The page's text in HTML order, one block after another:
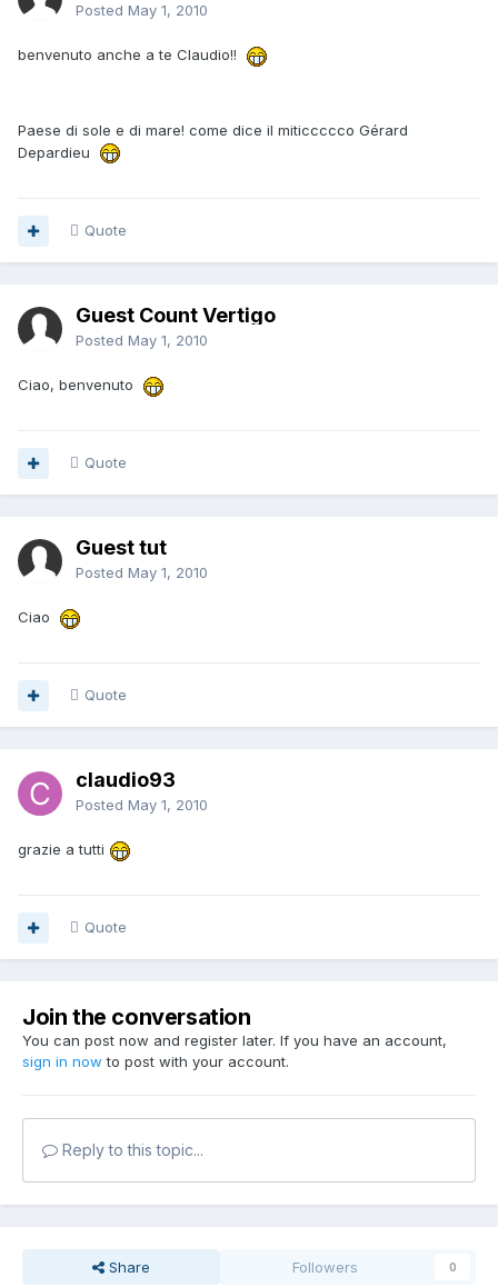
Posted May 1, 2010
benvenuto anche a te Claudio!!
Paese di sole e di mare! come dice il miticcccco Gérard
Depardieu
Quote
Guest Count Vertigo
Posted May 1, 2010
Ciao, benvenuto
Quote
Guest tut
Posted May 1, 2010
Ciao
Quote
claudio93
Posted May 1, 2010
grazie a tutti
Quote
Join the conversation
You can post now and register later. If you have an account,
sign in now to post with your account.
Reply to this topic...
Share Followers 0